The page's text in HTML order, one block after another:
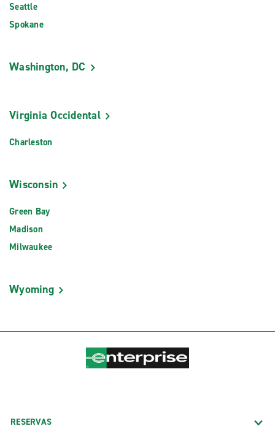
Seattle
Spokane
Washington, DC
Virginia Occidental
Charleston
Wisconsin
Green Bay
Madison
Milwaukee
Wyoming
RESERVAS